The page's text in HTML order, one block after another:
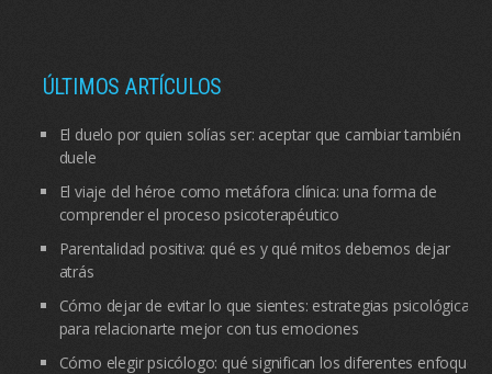
ÚLTIMOS ARTÍCULOS
El duelo por quien solías ser: aceptar que cambiar también
duele
El viaje del héroe como metáfora clínica: una forma de
comprender el proceso psicoterapéutico
Parentalidad positiva: qué es y qué mitos debemos dejar
atrás
Cómo dejar de evitar lo que sientes: estrategias psicológicas
para relacionarte mejor con tus emociones
Cómo elegir psicólogo: qué significan los diferentes enfoques